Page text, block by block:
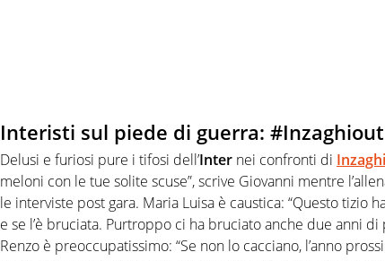
Interisti sul piede di guerra:
Delusi e furiosi pure i tifosi dell’Inter nei confronti di Inzaghi
meloni con le tue solite scuse”, scrive Giovanni mentre
le interviste post gara. Maria Luisa è caustica: “Questo tizio
e se l’è bruciata. Purtroppo ci ha bruciato anche due anni di
Renzo è preoccupatissimo: “Se non lo cacciano, l’anno